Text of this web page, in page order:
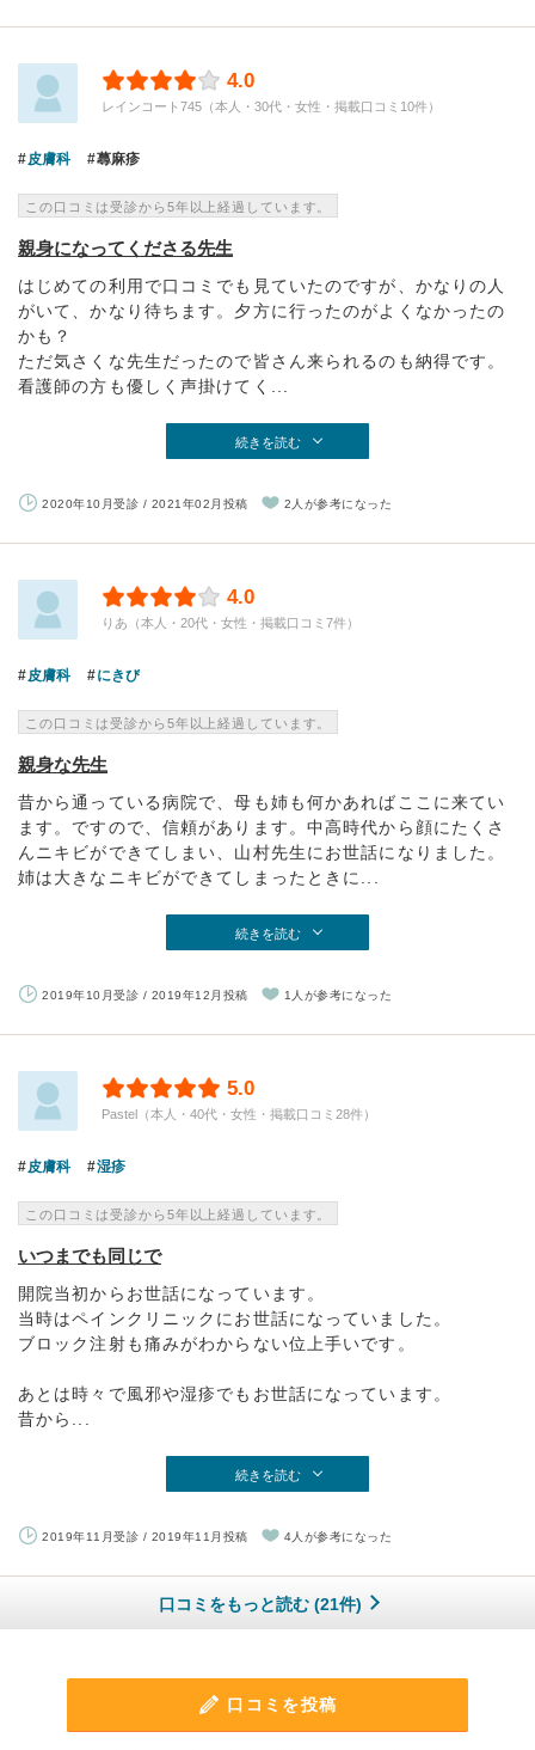
4.0
レインコート745（本人・30代・女性・掲載口コミ10件）
皮膚科 蕁麻疹
この口コミは受診から5年以上経過しています。
親身になってくださる先生
はじめての利用で口コミでも見ていたのですが、かなりの人
がいて、かなり待ちます。夕方に行ったのがよくなかったの
かも？
ただ気さくな先生だったので皆さん来られるのも納得です。
看護師の方も優しく声掛けてく...
続きを読む
2020年10月受診 / 2021年02月投稿 2人が参考になった
4.0
りあ（本人・20代・女性・掲載口コミ7件）
皮膚科 にきび
この口コミは受診から5年以上経過しています。
親身な先生
昔から通っている病院で、母も姉も何かあればここに来てい
ます。ですので、信頼があります。中高時代から顔にたくさ
んニキビができてしまい、山村先生にお世話になりました。
姉は大きなニキビができてしまったときに...
続きを読む
2019年10月受診 / 2019年12月投稿 1人が参考になった
5.0
Pastel（本人・40代・女性・掲載口コミ28件）
皮膚科 湿疹
この口コミは受診から5年以上経過しています。
いつまでも同じで
開院当初からお世話になっています。
当時はペインクリニックにお世話になっていました。
ブロック注射も痛みがわからない位上手いです。
あとは時々で風邪や湿疹でもお世話になっています。
昔から...
続きを読む
2019年11月受診 / 2019年11月投稿 4人が参考になった
口コミをもっと読む (21件)
口コミを投稿